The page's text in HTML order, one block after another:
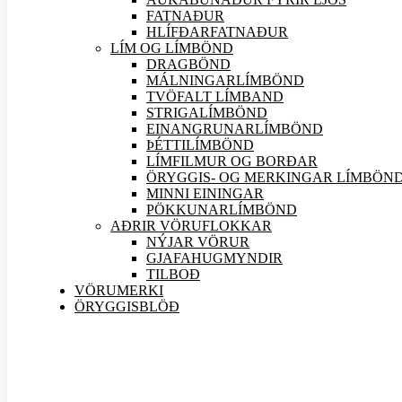
FATNAÐUR
HLÍFÐARFATNAÐUR
LÍM OG LÍMBÖND
DRAGBÖND
MÁLNINGARLÍMBÖND
TVÖFALT LÍMBAND
STRIGALÍMBÖND
EINANGRUNARLÍMBÖND
ÞÉTTILÍMBÖND
LÍMFILMUR OG BORÐAR
ÖRYGGIS- OG MERKINGAR
MINNI EININGAR
PÖKKUNARLÍMBÖND
AÐRIR VÖRUFLOKKAR
NÝJAR VÖRUR
GJAFAHUGMYNDIR
TILBOÐ
VÖRUMERKI
ÖRYGGISBLÖÐ